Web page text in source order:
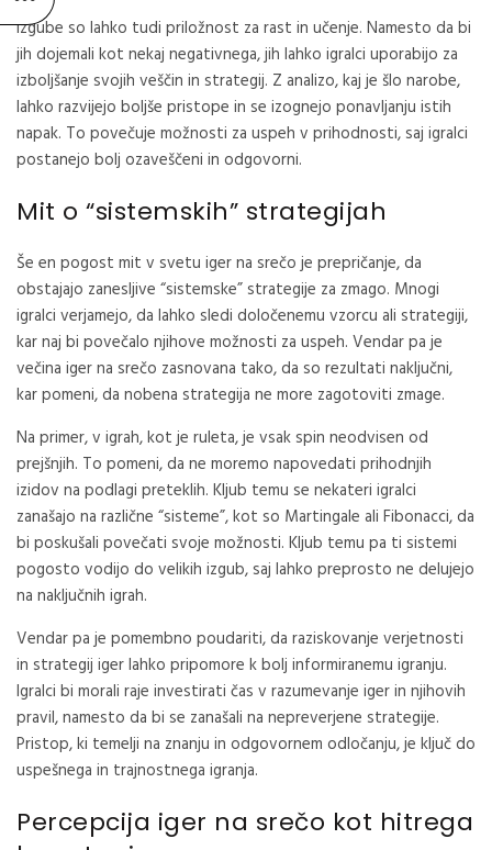
Izgube so lahko tudi priložnost za rast in učenje. Namesto da bi
jih dojemali kot nekaj negativnega, jih lahko igralci uporabijo za
izboljšanje svojih veščin in strategij. Z analizo, kaj je šlo narobe,
lahko razvijejo boljše pristope in se izognejo ponavljanju istih
napak. To povečuje možnosti za uspeh v prihodnosti, saj igralci
postanejo bolj ozaveščeni in odgovorni.
Mit o “sistemskih” strategijah
Še en pogost mit v svetu iger na srečo je prepričanje, da
obstajajo zanesljive “sistemske” strategije za zmago. Mnogi
igralci verjamejo, da lahko sledi določenemu vzorcu ali strategiji,
kar naj bi povečalo njihove možnosti za uspeh. Vendar pa je
večina iger na srečo zasnovana tako, da so rezultati naključni,
kar pomeni, da nobena strategija ne more zagotoviti zmage.
Na primer, v igrah, kot je ruleta, je vsak spin neodvisen od
prejšnjih. To pomeni, da ne moremo napovedati prihodnjih
izidov na podlagi preteklih. Kljub temu se nekateri igralci
zanašajo na različne “sisteme”, kot so Martingale ali Fibonacci, da
bi poskušali povečati svoje možnosti. Kljub temu pa ti sistemi
pogosto vodijo do velikih izgub, saj lahko preprosto ne delujejo
na naključnih igrah.
Vendar pa je pomembno poudariti, da raziskovanje verjetnosti
in strategij iger lahko pripomore k bolj informiranemu igranju.
Igralci bi morali raje investirati čas v razumevanje iger in njihovih
pravil, namesto da bi se zanašali na nepreverjene strategije.
Pristop, ki temelji na znanju in odgovornem odločanju, je ključ do
uspešnega in trajnostnega igranja.
Percepcija iger na srečo kot hitrega